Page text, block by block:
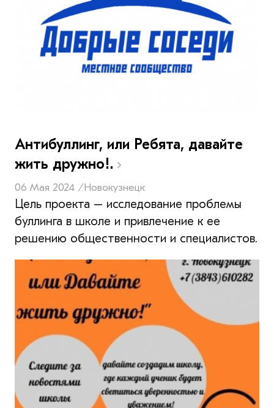
Антибуллинг, или Ребята, давайте
жить дружно!.
06 Мая 2024 /Новокузнецк
Цель проекта – исследование проблемы
буллинга в школе и привлечение к ее
решению общественности и специалистов.